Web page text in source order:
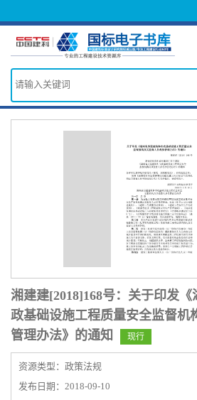
湘建建[2018]168号：关于印发
政基础设施工程质量安全监督机
管理办法》的通知
现行
资源类型：政策法规
发布日期：2018-09-10